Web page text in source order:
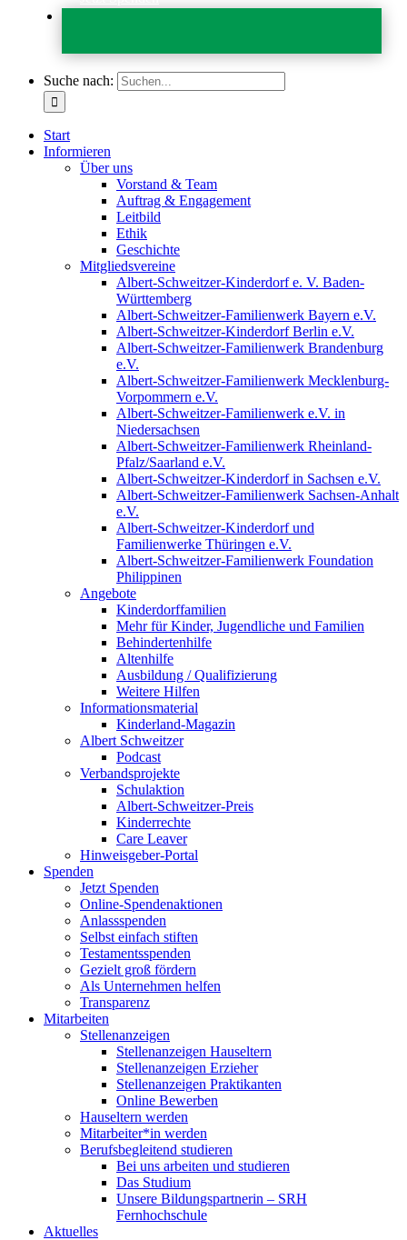
Suche nach:
Start
Informieren
Über uns
Vorstand & Team
Auftrag & Engagement
Leitbild
Ethik
Geschichte
Mitgliedsvereine
Albert-Schweitzer-Kinderdorf e. V. Baden-
Württemberg
Albert-Schweitzer-Familienwerk Bayern e.V.
Albert-Schweitzer-Kinderdorf Berlin e.V.
Albert-Schweitzer-Familienwerk Brandenburg
e.V.
Albert-Schweitzer-Familienwerk Mecklenburg-
Vorpommern e.V.
Albert-Schweitzer-Familienwerk e.V. in
Niedersachsen
Albert-Schweitzer-Familienwerk Rheinland-
Pfalz/Saarland e.V.
Albert-Schweitzer-Kinderdorf in Sachsen e.V.
Albert-Schweitzer-Familienwerk Sachsen-Anhalt
e.V.
Albert-Schweitzer-Kinderdorf und
Familienwerke Thüringen e.V.
Albert-Schweitzer-Familienwerk Foundation
Philippinen
Angebote
Kinderdorffamilien
Mehr für Kinder, Jugendliche und Familien
Behindertenhilfe
Altenhilfe
Ausbildung / Qualifizierung
Weitere Hilfen
Informationsmaterial
Kinderland-Magazin
Albert Schweitzer
Podcast
Verbandsprojekte
Schulaktion
Albert-Schweitzer-Preis
Kinderrechte
Care Leaver
Hinweisgeber-Portal
Spenden
Jetzt Spenden
Online-Spendenaktionen
Anlassspenden
Selbst einfach stiften
Testamentsspenden
Gezielt groß fördern
Als Unternehmen helfen
Transparenz
Mitarbeiten
Stellenanzeigen
Stellenanzeigen Hauseltern
Stellenanzeigen Erzieher
Stellenanzeigen Praktikanten
Online Bewerben
Hauseltern werden
Mitarbeiter*in werden
Berufsbegleitend studieren
Bei uns arbeiten und studieren
Das Studium
Unsere Bildungspartnerin – SRH
Fernhochschule
Aktuelles